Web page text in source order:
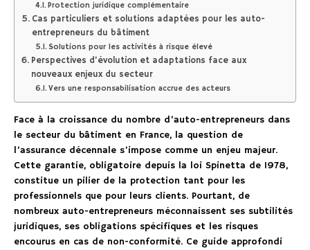
Protection juridique complémentaire
Cas particuliers et solutions adaptées pour les auto-
entrepreneurs du bâtiment
Solutions pour les activités à risque élevé
Perspectives d’évolution et adaptations face aux
nouveaux enjeux du secteur
Vers une responsabilisation accrue des acteurs
Face à la croissance du nombre d’auto-entrepreneurs dans
le secteur du bâtiment en France, la question de
l’assurance décennale s’impose comme un enjeu majeur.
Cette garantie, obligatoire depuis la loi Spinetta de 1978,
constitue un pilier de la protection tant pour les
professionnels que pour leurs clients. Pourtant, de
nombreux auto-entrepreneurs méconnaissent ses subtilités
juridiques, ses obligations spécifiques et les risques
encourus en cas de non-conformité. Ce guide approfondi